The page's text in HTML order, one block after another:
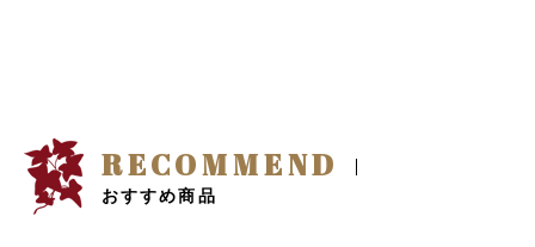
RECOMMEND
おすすめ商品